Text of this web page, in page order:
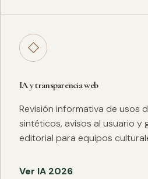
◇
IA y transparencia web
Revisión informativa de usos
sintéticos, avisos al usuario y
editorial para equipos
Ver IA 2026